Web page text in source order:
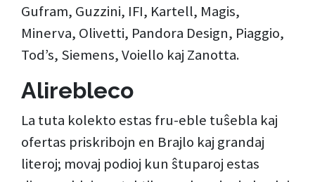
Gufram, Guzzini, IFI, Kartell, Magis,
Minerva, Olivetti, Pandora Design, Piaggio,
Tod’s, Siemens, Voiello kaj Zanotta.
Alirebleco
La tuta kolekto estas fru-eble tuŝebla kaj
ofertas priskribojn en Brajlo kaj grandaj
literoj; movaj podioj kun ŝtuparoj estas